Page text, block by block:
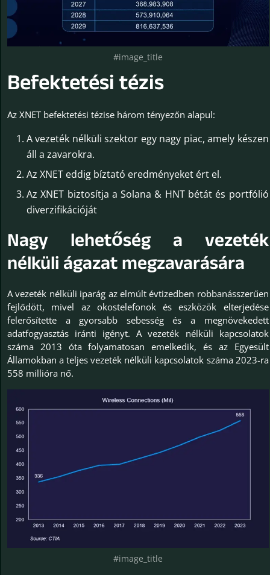
#image_title
Befektetési tézis
Az XNET befektetési tézise három tényezőn alapul:
A vezeték nélküli szektor egy nagy piac, amely készen
áll a zavarokra.
Az XNET eddig bíztató eredményeket ért el.
Az XNET biztosítja a Solana & HNT bétát és portfólió
diverzifikációját
Nagy lehetőség a vezeték
nélküli ágazat megzavarására
A vezeték nélküli iparág az elmúlt évtizedben robbanásszerűen
fejlődött, mivel az okostelefonok és eszközök elterjedése
felerősítette a gyorsabb sebesség és a megnövekedett
adatfogyasztás iránti igényt. A vezeték nélküli kapcsolatok
száma 2013 óta folyamatosan emelkedik, és az Egyesült
Államokban a teljes vezeték nélküli kapcsolatok száma 2023-ra
558 millióra nő.
#image_title